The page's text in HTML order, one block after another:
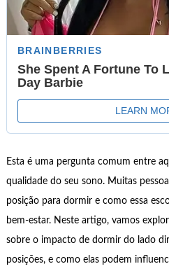
Esta é uma pergunta comum entre
qualidade do seu sono. Muitas
posição para dormir e como essa
bem-estar. Neste artigo, vamos
sobre o impacto de dormir do lado
posições, e como elas podem